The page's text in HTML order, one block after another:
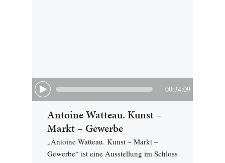
-00:34:09
Antoine Watteau. Kunst –
Markt – Gewerbe
„Antoine Watteau. Kunst – Markt –
Gewerbe“ ist eine Ausstellung im Schloss